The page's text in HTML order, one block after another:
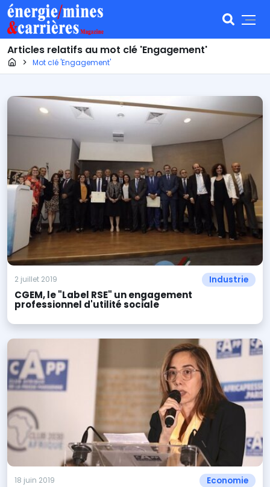
Articles relatifs au mot clé 'Engagement'
Page d'accueil
Mot clé 'Engagement'
2 juillet 2019 Industrie
CGEM, le "Label RSE" un engagement
professionnel d'utilité sociale
18 juin 2019 Economie